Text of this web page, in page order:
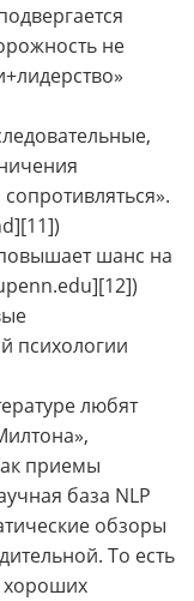
не
шанс на
психологии
любят
приемы
база NLP
обзоры
То есть
хороших